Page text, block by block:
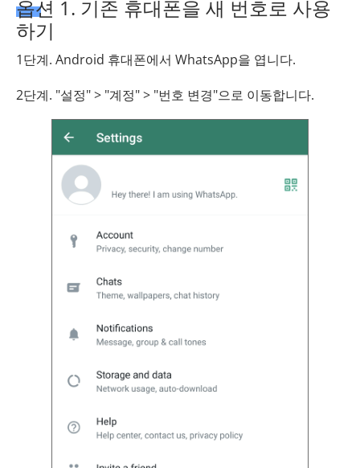
옵션 1. 기존 휴대폰을 새 번호로 사용
하기
1단계. Android 휴대폰에서 WhatsApp을 엽니다.
2단계. "설정" > "계정" > "번호 변경"으로 이동합니다.